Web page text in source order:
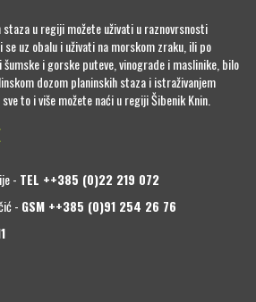
staza u regiji možete uživati u raznovrsnosti
uz obalu i uživati na morskom zraku, ili po
i gorske puteve, vinograde i maslinike, bilo
dozom planinskih staza i istraživanjem
to i više možete naći u regiji Šibenik Knin.
- TEL ++385 (0)22 219 072
- GSM ++385 (0)91 254 26 76